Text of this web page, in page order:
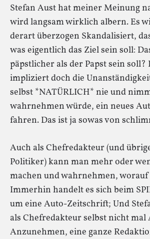
Stefan Aust hat meiner Meinung
wird langsam wirklich albern. Es
derart überzogen Skandalisiert,
was eigentlich das Ziel sein soll:
päpstlicher als der Papst sein
impliziert doch die
selbst *NATÜRLICH* nie und
wahrnehmen würde, ein neues
fahren. Das ist ja sowas von
Auch als Chefredakteur (und
Politiker) kann man mehr oder
machen und wahrnehmen,
Immerhin handelt es sich beim
um eine Auto-Zeitschrift; Und
als Chefredakteur selbst nicht
Anzunehmen, eine ganze